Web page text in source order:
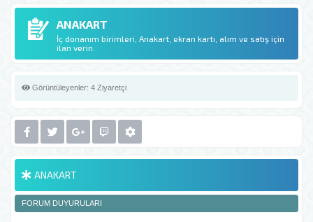
ANAKART
İç donanım birimleri, Anakart, ekran kartı, alım ve satış için
ilan verin.
Görüntüleyenler: 4 Ziyaretçi
ANAKART
FORUM DUYURULARI